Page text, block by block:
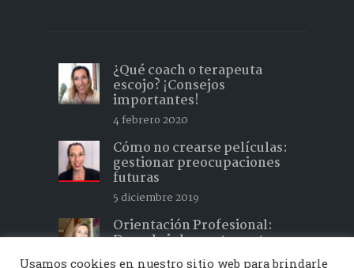
¿Qué coach o terapeuta
escojo? ¡Consejos
importantes!
4 febrero 2020
Cómo no crearse películas:
gestionar preocupaciones
futuras
5 diciembre 2019
Orientación Profesional:
Descubrir lo que te gusta y
hacer lo que te apasiona 2
Usamos cookies en nuestro sitio web para brindarle